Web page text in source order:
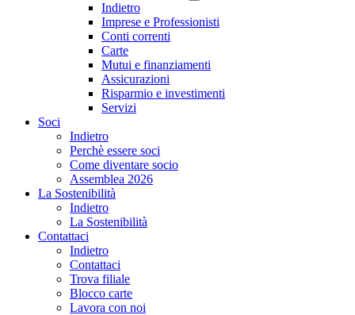
Indietro
Imprese e Professionisti
Conti correnti
Carte
Mutui e finanziamenti
Assicurazioni
Risparmio e investimenti
Servizi
Soci
Indietro
Perchè essere soci
Come diventare socio
Assemblea 2026
La Sostenibilità
Indietro
La Sostenibilità
Contattaci
Indietro
Contattaci
Trova filiale
Blocco carte
Lavora con noi